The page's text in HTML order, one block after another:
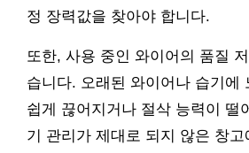
정 장력값을 찾아야 합니다.
또한, 사용 중인 와이어의 품질
습니다. 오래된 와이어나 습기에
쉽게 끊어지거나 절삭 능력이 떨
기 관리가 제대로 되지 않은 창고